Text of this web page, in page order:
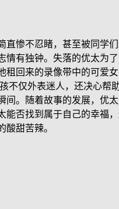
惨不忍睹，甚至被同学
有独钟。失落的优太为
回来的录像带中的可爱
仅外表迷人，还决心帮
。随着故事的发展，优
否找到属于自己的幸福
甜苦辣。